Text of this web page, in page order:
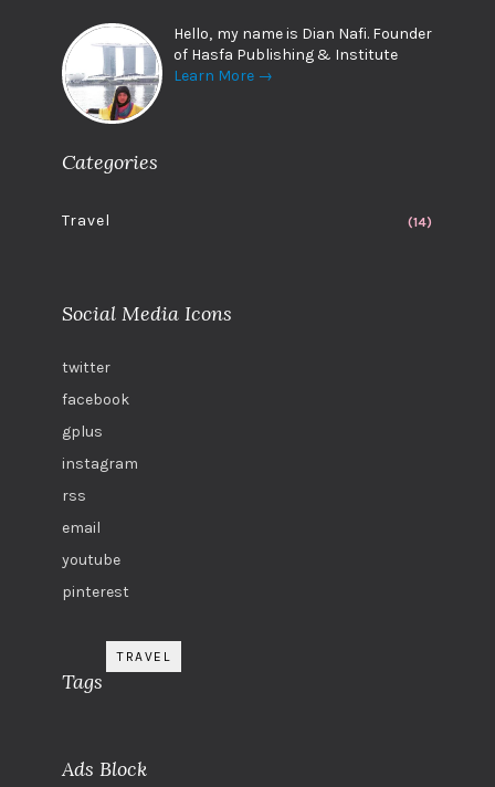
Hello, my name is Dian Nafi. Founder
of Hasfa Publishing & Institute
Learn More →
Categories
Travel (14)
Social Media Icons
twitter
facebook
gplus
instagram
rss
email
youtube
pinterest
Tags
TRAVEL
Ads Block